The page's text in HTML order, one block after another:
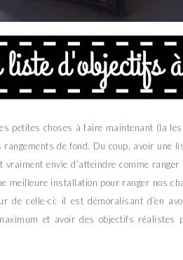
petites choses à faire maintenant (la
de fond. Du coup, avoir une
vraiment envie d’atteindre comme
meilleure installation pour ranger nos
de celle-ci: il est démoralisant d’en
et avoir des objectifs réalistes